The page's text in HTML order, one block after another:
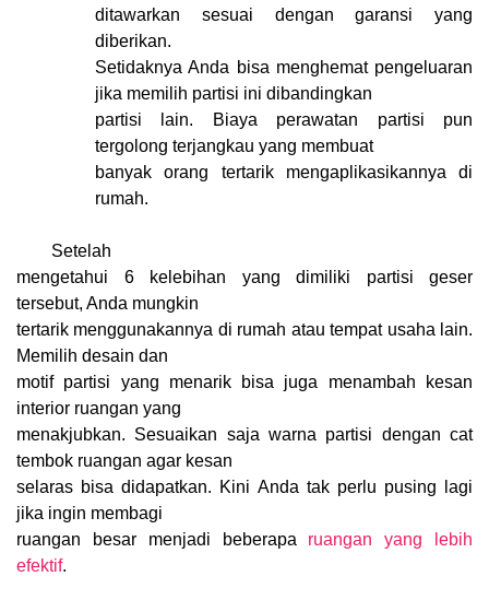
ditawarkan sesuai dengan garansi yang
diberikan.
Setidaknya Anda bisa menghemat pengeluaran
jika memilih partisi ini dibandingkan
partisi lain. Biaya perawatan partisi pun
tergolong terjangkau yang membuat
banyak orang tertarik mengaplikasikannya di
rumah.
Setelah
mengetahui 6 kelebihan yang dimiliki partisi geser
tersebut, Anda mungkin
tertarik menggunakannya di rumah atau tempat usaha lain.
Memilih desain dan
motif partisi yang menarik bisa juga menambah kesan
interior ruangan yang
menakjubkan. Sesuaikan saja warna partisi dengan cat
tembok ruangan agar kesan
selaras bisa didapatkan. Kini Anda tak perlu pusing lagi
jika ingin membagi
ruangan besar menjadi beberapa ruangan yang lebih
efektif.